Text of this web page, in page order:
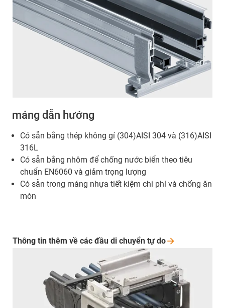
máng dẫn hướng
Có sẵn bằng thép không gỉ (304)AISI 304 và (316)AISI
316L
Có sẵn bằng nhôm để chống nước biển theo tiêu
chuẩn EN6060 và giảm trọng lượng
Có sẵn trong máng nhựa tiết kiệm chi phí và chống ăn
mòn
Thông tin thêm về các đầu di chuyển tựdo